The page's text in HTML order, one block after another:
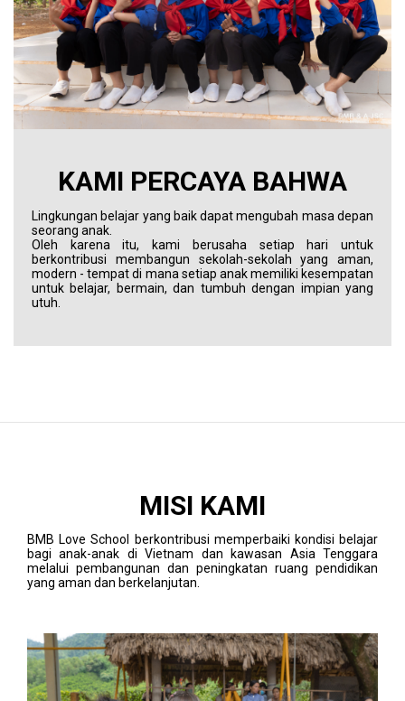
KAMI PERCAYA BAHWA
Lingkungan belajar yang baik dapat mengubah masa depan
seorang anak.
Oleh karena itu, kami berusaha setiap hari untuk
berkontribusi membangun sekolah-sekolah yang aman,
modern - tempat di mana setiap anak memiliki kesempatan
untuk belajar, bermain, dan tumbuh dengan impian yang
utuh.
MISI KAMI
BMB Love School berkontribusi memperbaiki kondisi belajar
bagi anak-anak di Vietnam dan kawasan Asia Tenggara
melalui pembangunan dan peningkatan ruang pendidikan
yang aman dan berkelanjutan.